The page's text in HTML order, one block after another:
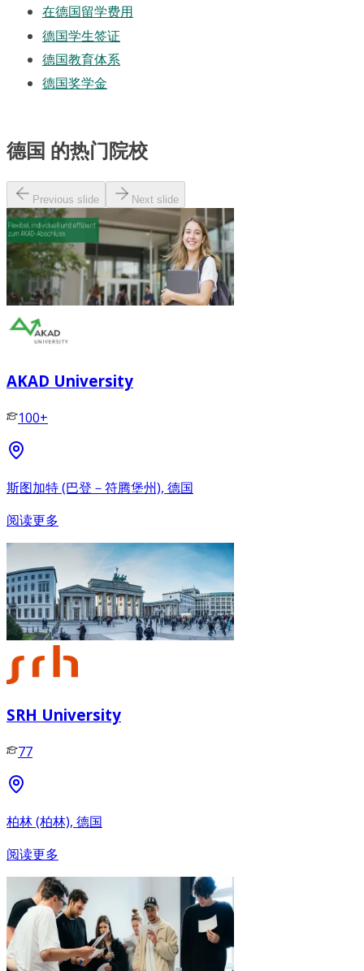
在德国留学费用
德国学生签证
德国教育体系
德国奖学金
德国 的热门院校
Previous slide Next slide
AKAD University
100+
斯图加特 (巴登－符腾堡州), 德国
阅读更多
SRH University
77
柏林 (柏林), 德国
阅读更多